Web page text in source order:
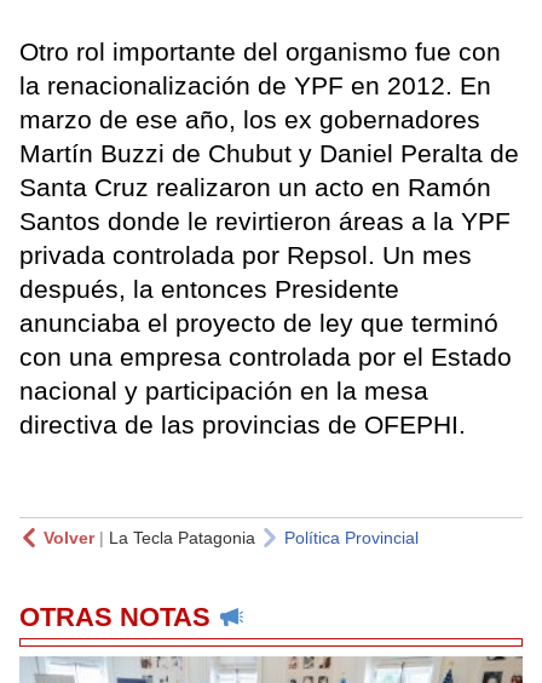
Otro rol importante del organismo fue con
la renacionalización de YPF en 2012. En
marzo de ese año, los ex gobernadores
Martín Buzzi de Chubut y Daniel Peralta de
Santa Cruz realizaron un acto en Ramón
Santos donde le revirtieron áreas a la YPF
privada controlada por Repsol. Un mes
después, la entonces Presidente
anunciaba el proyecto de ley que terminó
con una empresa controlada por el Estado
nacional y participación en la mesa
directiva de las provincias de OFEPHI.
Volver| La Tecla Patagonia Política Provincial
OTRAS NOTAS